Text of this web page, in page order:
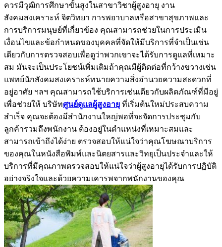
ควรมีวุฒิการศึกษาขั้นสูงในสาขาวิชาผู้สูงอายุ งาน
สังคมสงเคราะห์ จิตวิทยา การพยาบาลหรือสาขาสุขภาพและ
การบริการมนุษย์ที่เกี่ยวข้อง คุณสามารถช่วยในการประเมิน
เงื่อนไขและข้อกำหนดของบุคคลที่จัดให้มีบริการที่จำเป็นเช่น
เดียวกับการตรวจสอบเพื่อดูว่าพวกเขาจะได้รับการดูแลที่เหมาะ
สม มันจะเป็นประโยชน์เพิ่มเติมถ้าคุณมีผู้ติดต่อที่กว้างขวางเช่น
แพทย์นักสังคมสงเคราะห์ทนายความสิ่งอำนวยความสะดวกที่
อยู่อาศัย ฯลฯ คุณสามารถใช้บริการเช่นเดียวกับผลิตภัณฑ์ที่มีอยู่
เพื่อช่วยให้ บริษัทศูนย์ดูแลผู้สูงอายุ ที่เริ่มต้นใหม่ประสบความ
สำเร็จ คุณจะต้องมีสำนักงานใหญ่พอที่จะจัดการประชุมกับ
ลูกค้ารวมถึงพนักงาน ต้องอยู่ในตำแหน่งที่เหมาะสมและ
สามารถเข้าถึงได้ง่าย ตรวจสอบให้แน่ใจว่าคุณโฆษณาบริการ
ของคุณในหนังสือพิมพ์และนิตยสารและวิทยุเป็นประจำและให้
บริการที่มีคุณภาพตรวจสอบให้แน่ใจว่าผู้สูงอายุได้รับการปฏิบัติ
อย่างจริงใจและด้วยความเคารพจากพนักงานของคุณ